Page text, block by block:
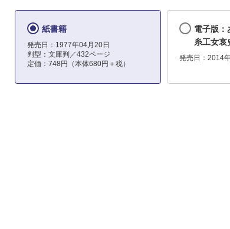
紙書籍
発売日：1977年04月20日
判型：文庫判／432ページ
定価：748円（本体680円＋税）
電子版：
糸工女哀
発売日：2014